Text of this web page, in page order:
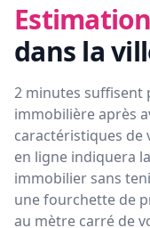
dans la
2 minutes
immobilière après
caractéristiques de
en ligne indiquera
immobilier sans
une fourchette de
au mètre carré de